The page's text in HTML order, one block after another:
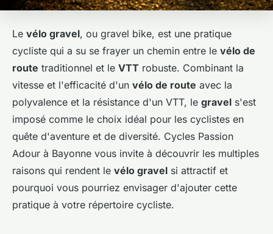
Le vélo gravel, ou gravel bike, est une pratique
cycliste qui a su se frayer un chemin entre le vélo de
route traditionnel et le VTT robuste. Combinant la
vitesse et l'efficacité d'un vélo de route avec la
polyvalence et la résistance d'un VTT, le gravel s'est
imposé comme le choix idéal pour les cyclistes en
quête d'aventure et de diversité. Cycles Passion
Adour à Bayonne vous invite à découvrir les multiples
raisons qui rendent le vélo gravel si attractif et
pourquoi vous pourriez envisager d'ajouter cette
pratique à votre répertoire cycliste.